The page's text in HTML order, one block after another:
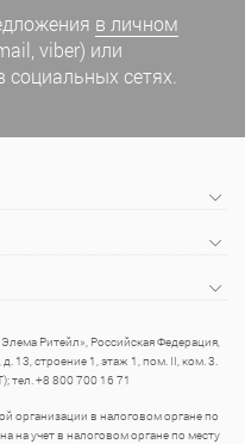
в личном
viber) или
сетях.
Ритейл», Российская Федерация,
13, строение 1, этаж 1, пом. II, ком. 3.
тел. +8 800 700 16 71
организации в налоговом органе по
на учет в налоговом органе по месту